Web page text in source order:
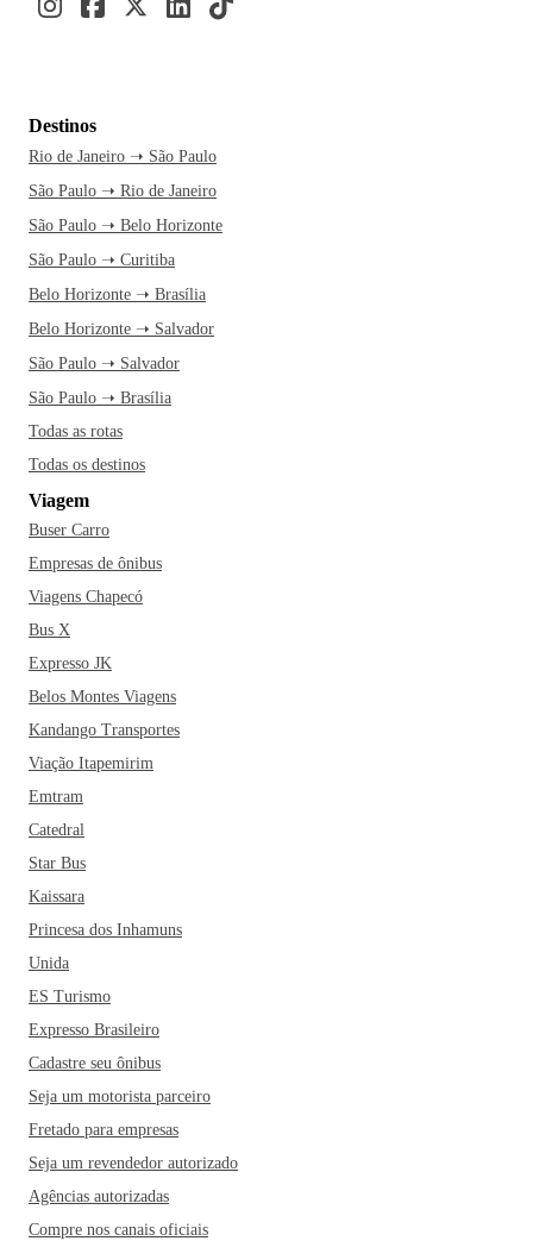
Destinos
Rio de Janeiro ➝ São Paulo
São Paulo ➝ Rio de Janeiro
São Paulo ➝ Belo Horizonte
São Paulo ➝ Curitiba
Belo Horizonte ➝ Brasília
Belo Horizonte ➝ Salvador
São Paulo ➝ Salvador
São Paulo ➝ Brasília
Todas as rotas
Todas os destinos
Viagem
Buser Carro
Empresas de ônibus
Viagens Chapecó
Bus X
Expresso JK
Belos Montes Viagens
Kandango Transportes
Viação Itapemirim
Emtram
Catedral
Star Bus
Kaissara
Princesa dos Inhamuns
Unida
ES Turismo
Expresso Brasileiro
Cadastre seu ônibus
Seja um motorista parceiro
Fretado para empresas
Seja um revendedor autorizado
Agências autorizadas
Compre nos canais oficiais